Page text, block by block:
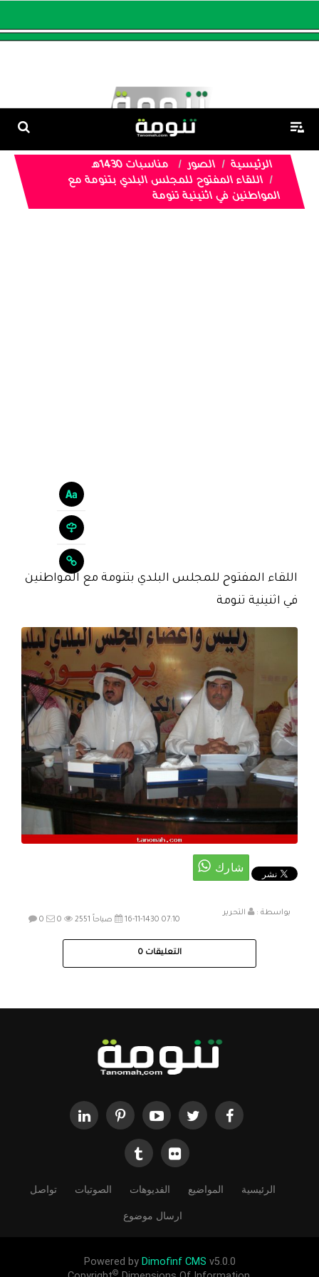
الرئيسية الصور
مناسبات 1430هـ
اللقاء المفتوح للمجلس البلدي بتنومة مع
المواطنين في اثنينية تنومة
اللقاء المفتوح للمجلس البلدي بتنومة مع المواطنين
في اثنينية تنومة
بواسطة :
التحرير
16-11-1430 07:10 صباحاً
0 0 2551
التعليقات 0
الرئيسية المواضيع الفديوهات الصوتيات تواصل
ارسال موضوع
Powered by Dimofinf CMS v5.0.0
©